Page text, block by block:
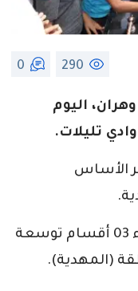
290
0
اليوم
وادي تليلات.
الأساس
كما قام بوضع حجر الأساس لبناء 03 أقسام توسعة
(المهدية).